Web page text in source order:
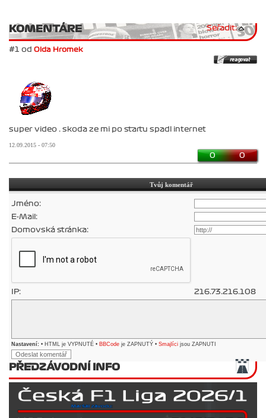
KOMENTÁRE Seřadit:
#1 od Olda Hromek
super video . skoda ze mi po startu spadl internet
12.09.2015 - 07:50
0 0
Tvůj komentář
Jméno:
E-Mail:
Domovská stránka:
IP: 216.73.216.108
Nastavení: • HTML je VYPNUTÉ • BBCode je ZAPNUTÝ • Smajlíci jsou ZAPNUTI
PŘEDZÁVODNÍ INFO